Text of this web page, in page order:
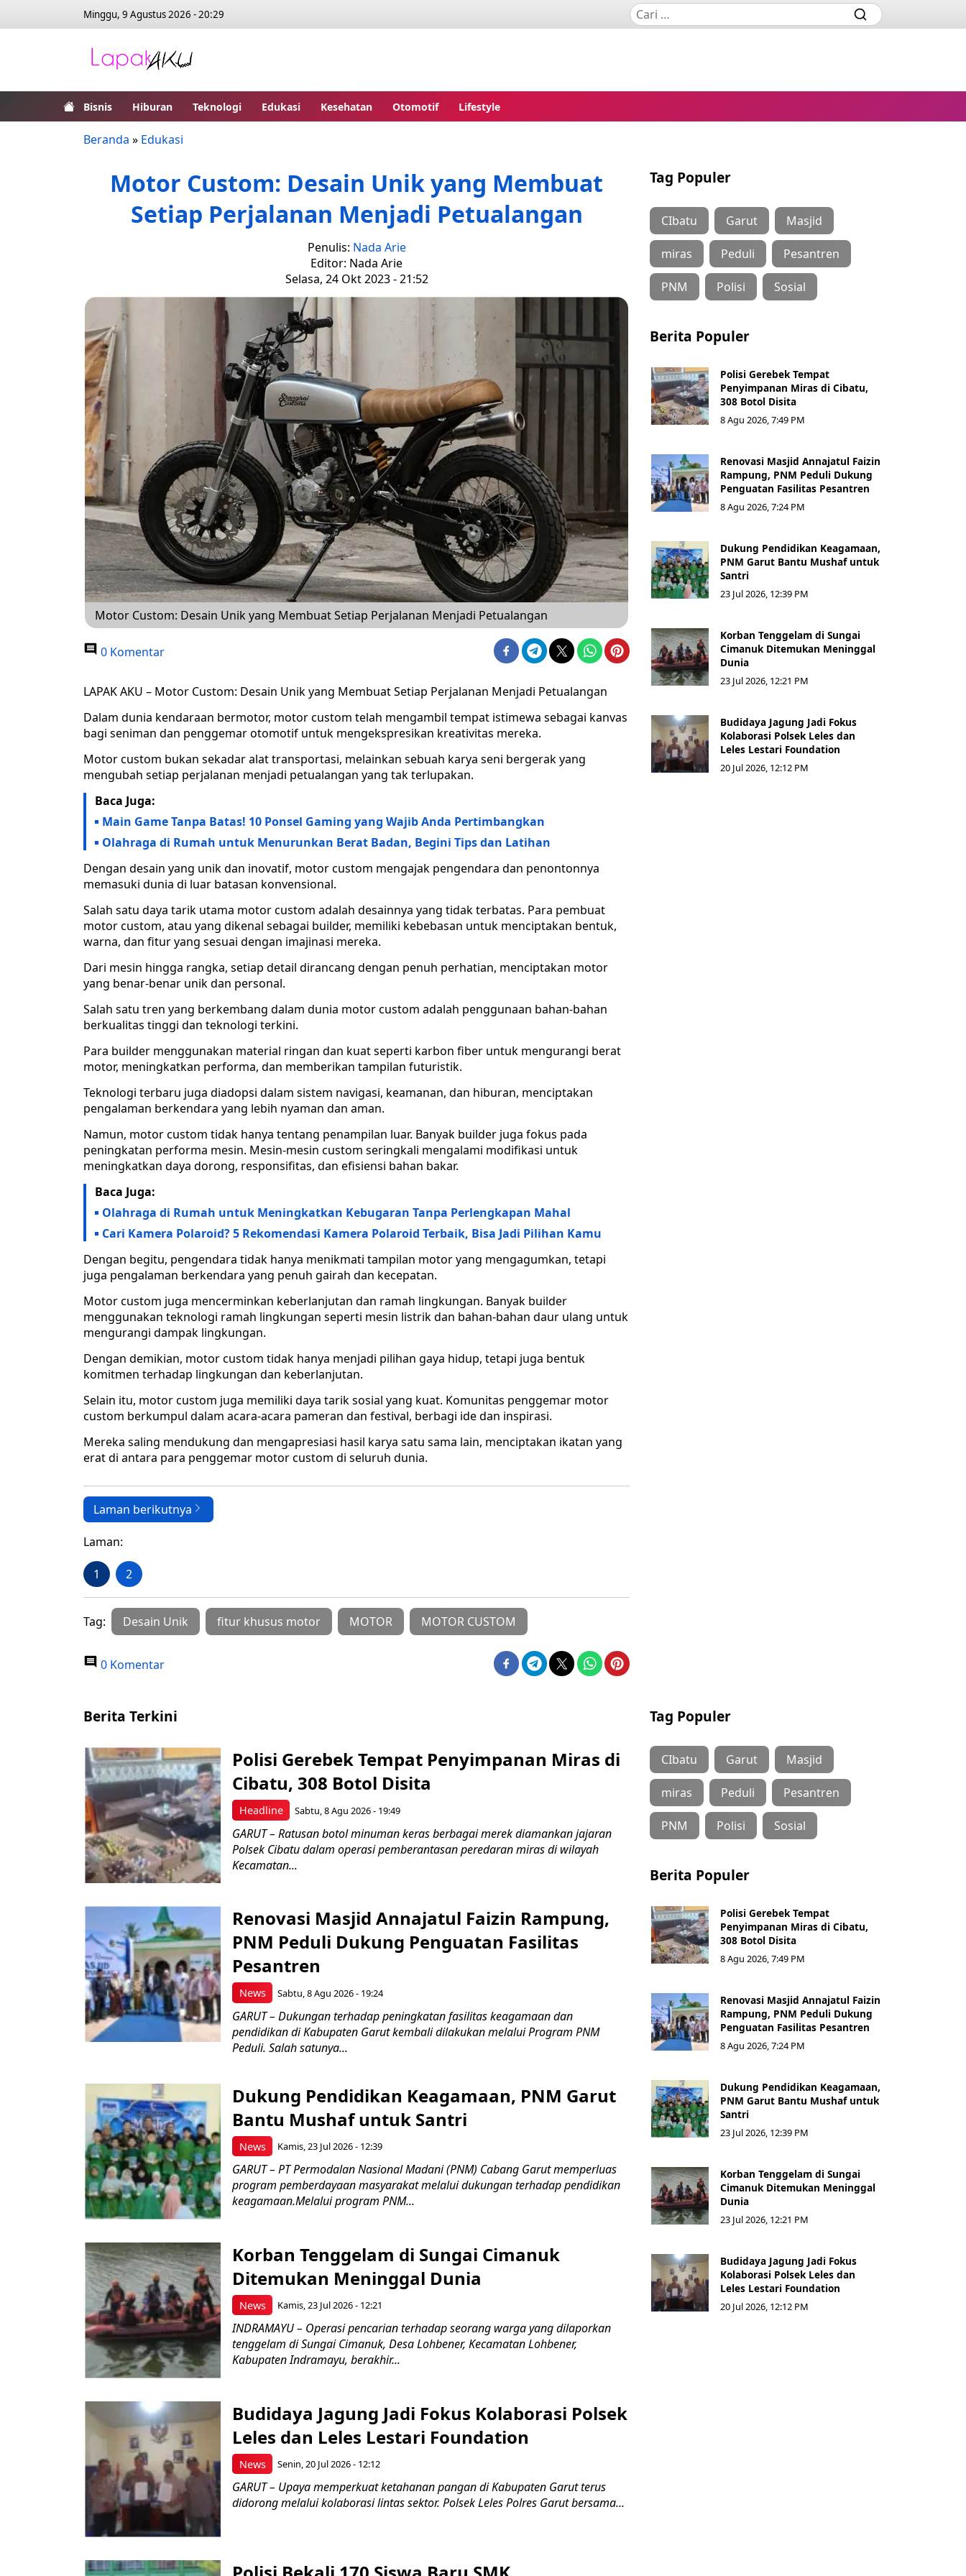
Minggu, 9 Agustus 2026 - 20:29
Bisnis Hiburan Teknologi Edukasi Kesehatan Otomotif Lifestyle
Beranda » Edukasi
Motor Custom: Desain Unik yang Membuat
Setiap Perjalanan Menjadi Petualangan
Penulis: Nada Arie
Editor: Nada Arie
Selasa, 24 Okt 2023 - 21:52
Motor Custom: Desain Unik yang Membuat Setiap Perjalanan Menjadi Petualangan
0 Komentar
LAPAK AKU – Motor Custom: Desain Unik yang Membuat Setiap Perjalanan Menjadi Petualangan
Dalam dunia kendaraan bermotor, motor custom telah mengambil tempat istimewa sebagai kanvas
bagi seniman dan penggemar otomotif untuk mengekspresikan kreativitas mereka.
Motor custom bukan sekadar alat transportasi, melainkan sebuah karya seni bergerak yang
mengubah setiap perjalanan menjadi petualangan yang tak terlupakan.
Baca Juga:
Main Game Tanpa Batas! 10 Ponsel Gaming yang Wajib Anda Pertimbangkan
Olahraga di Rumah untuk Menurunkan Berat Badan, Begini Tips dan Latihan
Dengan desain yang unik dan inovatif, motor custom mengajak pengendara dan penontonnya
memasuki dunia di luar batasan konvensional.
Salah satu daya tarik utama motor custom adalah desainnya yang tidak terbatas. Para pembuat
motor custom, atau yang dikenal sebagai builder, memiliki kebebasan untuk menciptakan bentuk,
warna, dan fitur yang sesuai dengan imajinasi mereka.
Dari mesin hingga rangka, setiap detail dirancang dengan penuh perhatian, menciptakan motor
yang benar-benar unik dan personal.
Salah satu tren yang berkembang dalam dunia motor custom adalah penggunaan bahan-bahan
berkualitas tinggi dan teknologi terkini.
Para builder menggunakan material ringan dan kuat seperti karbon fiber untuk mengurangi berat
motor, meningkatkan performa, dan memberikan tampilan futuristik.
Teknologi terbaru juga diadopsi dalam sistem navigasi, keamanan, dan hiburan, menciptakan
pengalaman berkendara yang lebih nyaman dan aman.
Namun, motor custom tidak hanya tentang penampilan luar. Banyak builder juga fokus pada
peningkatan performa mesin. Mesin-mesin custom seringkali mengalami modifikasi untuk
meningkatkan daya dorong, responsifitas, dan efisiensi bahan bakar.
Baca Juga:
Olahraga di Rumah untuk Meningkatkan Kebugaran Tanpa Perlengkapan Mahal
Cari Kamera Polaroid? 5 Rekomendasi Kamera Polaroid Terbaik, Bisa Jadi Pilihan Kamu
Dengan begitu, pengendara tidak hanya menikmati tampilan motor yang mengagumkan, tetapi
juga pengalaman berkendara yang penuh gairah dan kecepatan.
Motor custom juga mencerminkan keberlanjutan dan ramah lingkungan. Banyak builder
menggunakan teknologi ramah lingkungan seperti mesin listrik dan bahan-bahan daur ulang untuk
mengurangi dampak lingkungan.
Dengan demikian, motor custom tidak hanya menjadi pilihan gaya hidup, tetapi juga bentuk
komitmen terhadap lingkungan dan keberlanjutan.
Selain itu, motor custom juga memiliki daya tarik sosial yang kuat. Komunitas penggemar motor
custom berkumpul dalam acara-acara pameran dan festival, berbagi ide dan inspirasi.
Mereka saling mendukung dan mengapresiasi hasil karya satu sama lain, menciptakan ikatan yang
erat di antara para penggemar motor custom di seluruh dunia.
Laman berikutnya
Laman:
1 2
Tag: Desain Unik fitur khusus motor MOTOR MOTOR CUSTOM
0 Komentar
Tag Populer
CIbatu Garut Masjid
miras Peduli Pesantren
PNM Polisi Sosial
Berita Populer
Polisi Gerebek Tempat
Penyimpanan Miras di Cibatu,
308 Botol Disita
8 Agu 2026, 7:49 PM
Renovasi Masjid Annajatul Faizin
Rampung, PNM Peduli Dukung
Penguatan Fasilitas Pesantren
8 Agu 2026, 7:24 PM
Dukung Pendidikan Keagamaan,
PNM Garut Bantu Mushaf untuk
Santri
23 Jul 2026, 12:39 PM
Korban Tenggelam di Sungai
Cimanuk Ditemukan Meninggal
Dunia
23 Jul 2026, 12:21 PM
Budidaya Jagung Jadi Fokus
Kolaborasi Polsek Leles dan
Leles Lestari Foundation
20 Jul 2026, 12:12 PM
Berita Terkini
Headline
Polisi Gerebek Tempat Penyimpanan Miras di
Cibatu, 308 Botol Disita
Sabtu, 8 Agu 2026 - 19:49
GARUT – Ratusan botol minuman keras berbagai merek diamankan jajaran
Polsek Cibatu dalam operasi pemberantasan peredaran miras di wilayah
Kecamatan...
News
Renovasi Masjid Annajatul Faizin Rampung,
PNM Peduli Dukung Penguatan Fasilitas
Pesantren
Sabtu, 8 Agu 2026 - 19:24
GARUT – Dukungan terhadap peningkatan fasilitas keagamaan dan
pendidikan di Kabupaten Garut kembali dilakukan melalui Program PNM
Peduli. Salah satunya...
News
Dukung Pendidikan Keagamaan, PNM Garut
Bantu Mushaf untuk Santri
Kamis, 23 Jul 2026 - 12:39
GARUT – PT Permodalan Nasional Madani (PNM) Cabang Garut memperluas
program pemberdayaan masyarakat melalui dukungan terhadap pendidikan
keagamaan.Melalui program PNM...
News
Korban Tenggelam di Sungai Cimanuk
Ditemukan Meninggal Dunia
Kamis, 23 Jul 2026 - 12:21
INDRAMAYU – Operasi pencarian terhadap seorang warga yang dilaporkan
tenggelam di Sungai Cimanuk, Desa Lohbener, Kecamatan Lohbener,
Kabupaten Indramayu, berakhir...
News
Budidaya Jagung Jadi Fokus Kolaborasi Polsek
Leles dan Leles Lestari Foundation
Senin, 20 Jul 2026 - 12:12
GARUT – Upaya memperkuat ketahanan pangan di Kabupaten Garut terus
didorong melalui kolaborasi lintas sektor. Polsek Leles Polres Garut bersama...
Tag Populer
CIbatu Garut Masjid
miras Peduli Pesantren
PNM Polisi Sosial
Berita Populer
Polisi Gerebek Tempat
Penyimpanan Miras di Cibatu,
308 Botol Disita
8 Agu 2026, 7:49 PM
Renovasi Masjid Annajatul Faizin
Rampung, PNM Peduli Dukung
Penguatan Fasilitas Pesantren
8 Agu 2026, 7:24 PM
Dukung Pendidikan Keagamaan,
PNM Garut Bantu Mushaf untuk
Santri
23 Jul 2026, 12:39 PM
Korban Tenggelam di Sungai
Cimanuk Ditemukan Meninggal
Dunia
23 Jul 2026, 12:21 PM
Budidaya Jagung Jadi Fokus
Kolaborasi Polsek Leles dan
Leles Lestari Foundation
20 Jul 2026, 12:12 PM